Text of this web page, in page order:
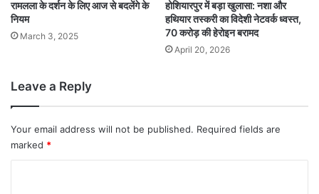
रामलला के दर्शन के लिए आज से बदलेंगे के
नियम
March 3, 2025
होशियारपुर में बड़ा खुलासा: नशा और
हथियार तस्करी का विदेशी नेटवर्क ध्वस्त,
70 करोड़ की हेरोइन बरामद
April 20, 2026
Leave a Reply
Your email address will not be published. Required fields are
marked *